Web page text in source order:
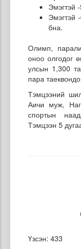
Эмэгтэй
Эмэгтэй
бна.
Олимп,
оноо олгодог
улсын 1,300
пара
Тэмцээний
Аичи муж,
спортын
Тэмцээн 5
Үзсэн: 433